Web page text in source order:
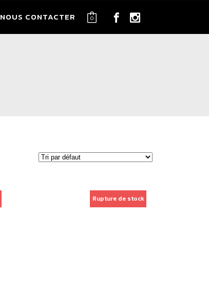
NOUS CONTACTER 0
Rupture de stock